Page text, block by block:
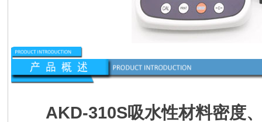
AKD-310S吸水性材料密度